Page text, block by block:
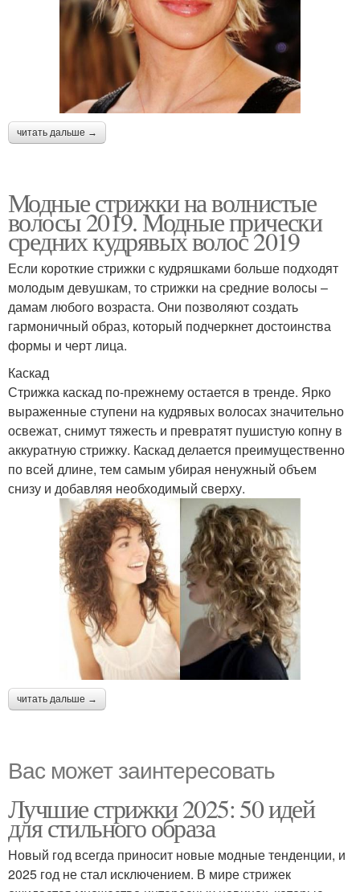
читать дальше →
Модные стрижки на волнистые
волосы 2019. Модные прически
средних кудрявых волос 2019
Если короткие стрижки с кудряшками больше подходят
молодым девушкам, то стрижки на средние волосы –
дамам любого возраста. Они позволяют создать
гармоничный образ, который подчеркнет достоинства
формы и черт лица.
Каскад
Стрижка каскад по-прежнему остается в тренде. Ярко
выраженные ступени на кудрявых волосах значительно
освежат, снимут тяжесть и превратят пушистую копну в
аккуратную стрижку. Каскад делается преимущественно
по всей длине, тем самым убирая ненужный объем
снизу и добавляя необходимый сверху.
читать дальше →
Вас может заинтересовать
Лучшие стрижки 2025: 50 идей
для стильного образа
Новый год всегда приносит новые модные тенденции, и
2025 год не стал исключением. В мире стрижек